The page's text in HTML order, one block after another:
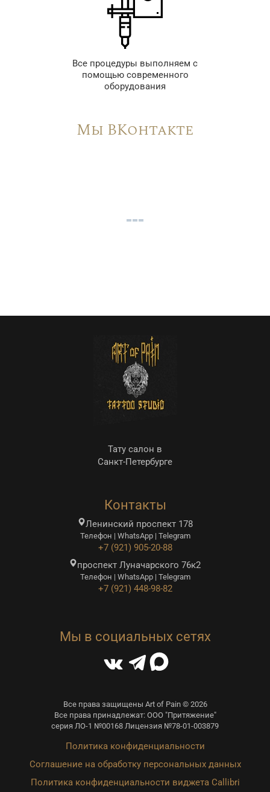
Все процедуры выполняем с
помощью современного
оборудования
Мы ВКонтакте
Тату салон в
Санкт-Петербурге
Контакты
Ленинский проспект 178
Телефон | WhatsApp | Telegram
+7 (921) 905-20-88
проспект Луначарского 76к2
Телефон | WhatsApp | Telegram
+7 (921) 448-98-82
Мы в социальных сетях
Все права защищены Art of Pain © 2026
Все права принадлежат: ООО "Притяжение"
серия ЛО-1 №00168 Лицензия №78-01-003879
Политика конфиденциальности
Соглашение на обработку персональных данных
Политика конфиденциальности виджета Callibri